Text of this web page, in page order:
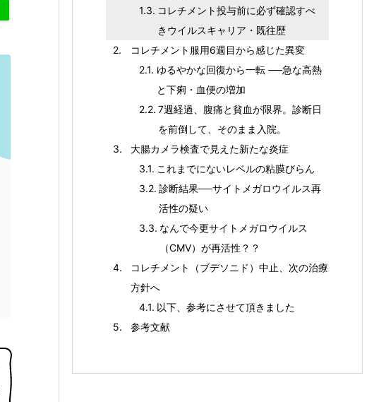
コレチメント投与前に必ず確認すべ
きウイルスキャリア・既往歴
コレチメント服用6週目から感じた異変
ゆるやかな回復から一転 ──急な高熱
と下痢・血便の増加
7週経過、腹痛と貧血が限界。診断日
を前倒して、そのまま入院。
大腸カメラ検査で見えた新たな炎症
これまでにないレベルの粘膜びらん
診断結果──サイトメガロウイルス再
活性の疑い
なんで今更サイトメガロウイルス
（CMV）が再活性？？
コレチメント（ブデソニド）中止、次の治療
方針へ
以下、参考にさせて頂きました
参考文献